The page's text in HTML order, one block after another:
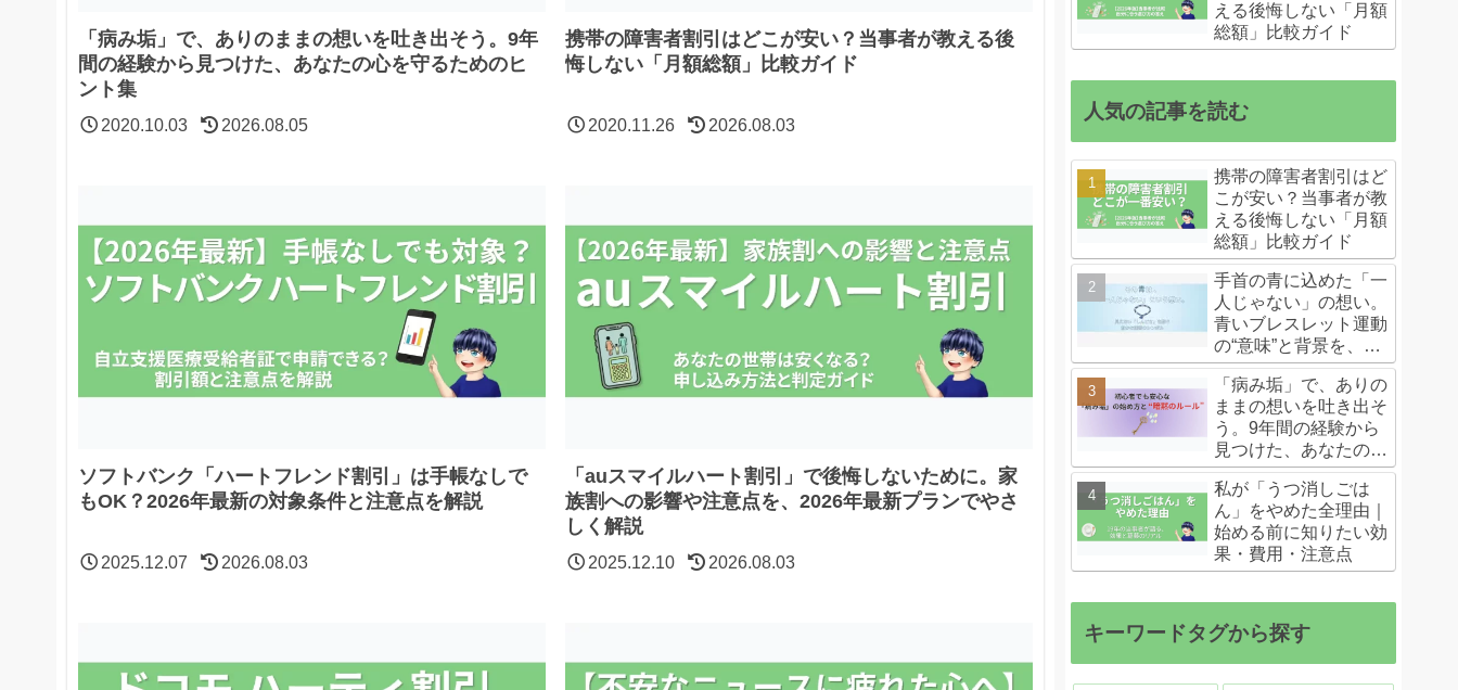
「病み垢」で、ありのままの想いを吐き出そう。9年
間の経験から見つけた、あなたの心を守るためのヒ
ント集
2020.10.03 2026.08.05
携帯の障害者割引はどこが安い？当事者が教える後
悔しない「月額総額」比較ガイド
2020.11.26 2026.08.03
ソフトバンク「ハートフレンド割引」は手帳なしで
もOK？2026年最新の対象条件と注意点を解説
2025.12.07 2026.08.03
「auスマイルハート割引」で後悔しないために。家
族割への影響や注意点を、2026年最新プランでやさ
しく解説
2025.12.10 2026.08.03
える後悔しない「月額
総額」比較ガイド
人気の記事を読む
携帯の障害者割引はど
こが安い？当事者が教
える後悔しない「月額
総額」比較ガイド
手首の青に込めた「一
人じゃない」の想い。
青いブレスレット運動
の“意味”と背景を、私
の経験から語ります
「病み垢」で、ありの
ままの想いを吐き出そ
う。9年間の経験から
見つけた、あなたの心
を守るためのヒント集
私が「うつ消しごは
ん」をやめた全理由｜
始める前に知りたい効
果・費用・注意点
キーワードタグから探す